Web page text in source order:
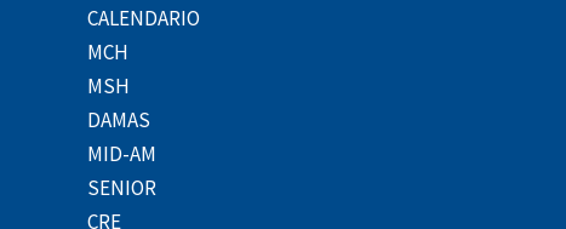
CALENDARIO
MCH
MSH
DAMAS
MID-AM
SENIOR
CRE